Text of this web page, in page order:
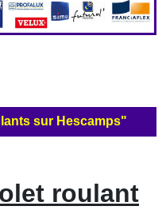
sur Hescamps"
roulant